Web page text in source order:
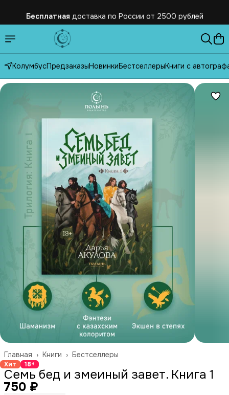
Бесплатная доставка по России от 2500 рублей
КолумбусПредзаказыНовинкиБестселлерыКниги с
Бестселлеры
Книги ›
Главная ›
Хит 18+
Семь бед и змеиный завет. Книга 1
750 ₽